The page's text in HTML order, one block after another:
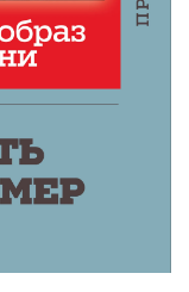
желтый
пожалуй,
Kitty. Но за
боевик